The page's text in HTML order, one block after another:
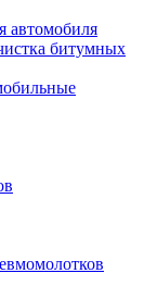
автомобиля
битумных